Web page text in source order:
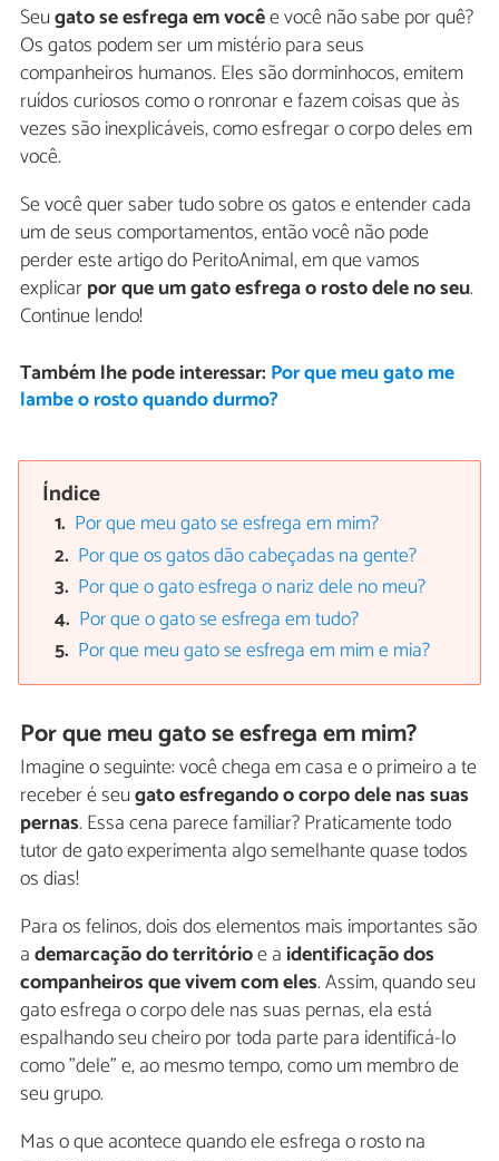
Seugato se esfrega em vocêe você não sabe por quê?
Os gatos podem ser um mistério para seus
companheiros humanos. Eles são dorminhocos, emitem
ruídos curiosos como o ronronar e fazem coisas que às
vezes são inexplicáveis, como esfregar o corpo deles em
você.
Se você quer saber tudo sobre os gatos e entender cada
um de seus comportamentos, então você não pode
perder este artigo do PeritoAnimal, em que vamos
explicarpor que um gato esfrega o rosto dele no seu.
Continue lendo!
Também lhe pode interessar: Por que meu gato me
lambe o rosto quando durmo?
Índice
Por que meu gato se esfrega em mim?
Por que os gatos dão cabeçadas na gente?
Por que o gato esfrega o nariz dele no meu?
Por que o gato se esfrega em tudo?
Por que meu gato se esfrega em mim e mia?
Por que meu gato se esfrega em mim?
Imagine o seguinte: você chega em casa e o primeiro a te
receber é seugato esfregando o corpo dele nas suas
pernas. Essa cena parece familiar? Praticamente todo
tutor de gato experimenta algo semelhante quase todos
os dias!
Para os felinos, dois dos elementos mais importantes são
ademarcação do territórioe a identificação dos
companheiros que vivem com eles. Assim, quando seu
gato esfrega o corpo dele nas suas pernas, ela está
espalhando seu cheiro por toda parte para identificá-lo
como "dele" e, ao mesmo tempo, como um membro de
seu grupo.
Mas o que acontece quando ele esfrega o rosto na